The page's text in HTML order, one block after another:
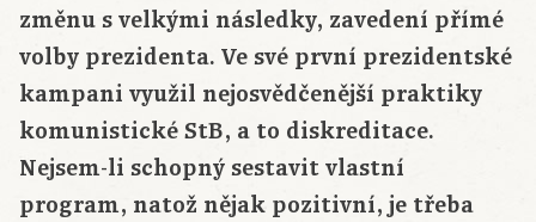
změnu s velkými následky, zavedení přímé
volby prezidenta. Ve své první prezidentské
kampani využil nejosvědčenější praktiky
komunistické StB, a to diskreditace.
Nejsem-li schopný sestavit vlastní
program, natož nějak pozitivní, je třeba